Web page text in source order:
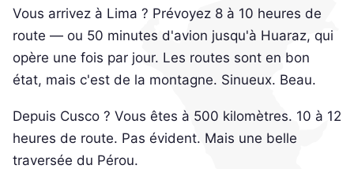
Vous arrivez à Lima ? Prévoyez 8 à 10 heures de
route — ou 50 minutes d'avion jusqu'à Huaraz, qui
opère une fois par jour. Les routes sont en bon
état, mais c'est de la montagne. Sinueux. Beau.
Depuis Cusco ? Vous êtes à 500 kilomètres. 10 à 12
heures de route. Pas évident. Mais une belle
traversée du Pérou.